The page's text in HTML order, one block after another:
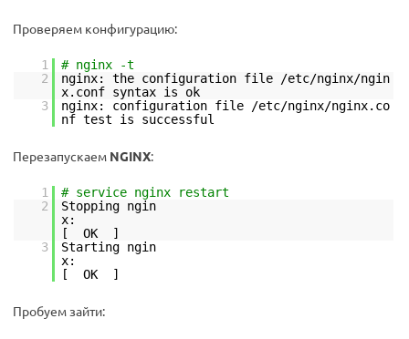
Проверяем конфигурацию:
1
# nginx -t
2
nginx: the configuration file /etc/nginx/ngin
x.conf syntax is ok
3
nginx: configuration file /etc/nginx/nginx.co
nf test is successful
Перезапускаем NGINX:
1
# service nginx restart
2
Stopping ngin
x:
[ OK ]
3
Starting ngin
x:
[ OK ]
Пробуем зайти: